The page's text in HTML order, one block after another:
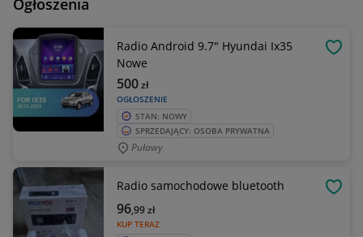
Ogłoszenia
Radio Android 9.7" Hyundai Ix35
Nowe
OGŁOSZENIE
500zł
STAN: NOWY
SPRZEDAJĄCY: OSOBA PRYWATNA
Puławy
Radio samochodowe bluetooth
KUP TERAZ
96,99zł